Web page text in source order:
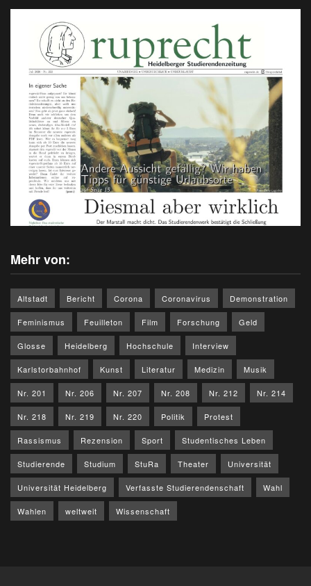
Mehr von:
Altstadt Bericht Corona Coronavirus Demonstration
Feminismus Feuilleton Film Forschung Geld
Glosse Heidelberg Hochschule Interview
Karlstorbahnhof Kunst Literatur Medizin Musik
Nr. 201 Nr. 206 Nr. 207 Nr. 208 Nr. 212 Nr. 214
Nr. 218 Nr. 219 Nr. 220 Politik Protest
Rassismus Rezension Sport Studentisches Leben
Studierende Studium StuRa Theater Universität
Universität Heidelberg Verfasste Studierendenschaft Wahl
Wahlen weltweit Wissenschaft